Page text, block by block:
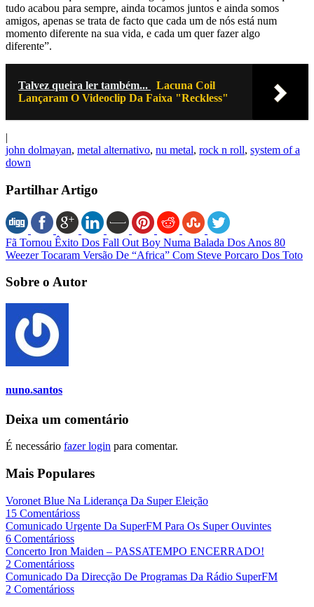
tudo acabou para sempre, ainda tocamos juntos e ainda somos
amigos, apenas se trata de facto que cada um de nós está num
momento diferente na sua vida, e cada um quer fazer algo
diferente”.
Talvez queira ler também...
Lacuna Coil
Lançaram O Videoclip Da Faixa "Reckless"
|
john dolmayan, metal alternativo, nu metal, rock n roll, system of a
down
Partilhar Artigo
Fã Tornou Êxito Dos Fall Out Boy Numa Balada Dos Anos 80
Weezer Tocaram Versão De “Africa” Com Steve Porcaro Dos Toto
Sobre o Autor
nuno.santos
Deixa um comentário
É necessário fazer login para comentar.
Mais Populares
Voronet Blue Na Liderança Da Super Eleição
15 Comentárioss
Comunicado Urgente Da SuperFM Para Os Super Ouvintes
6 Comentárioss
Concerto Iron Maiden – PASSATEMPO ENCERRADO!
2 Comentárioss
Comunicado Da Direcção De Programas Da Rádio SuperFM
2 Comentárioss